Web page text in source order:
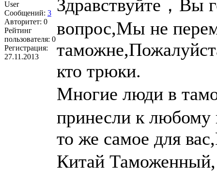
User
Сообщений: 3
Авторитет: 0
Рейтинг
пользователя: 0
Регистрация:
27.11.2013
Здравствуйте，Вы
вопрос,Мы не
кто трюки.
Многие люди в
принесли к любому
то же самое для
Китай Таможенный,